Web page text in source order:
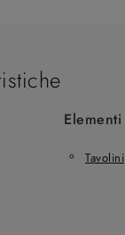
Elementi
Tavolini